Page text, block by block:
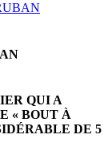
QUI A
« BOUT À
DE 5